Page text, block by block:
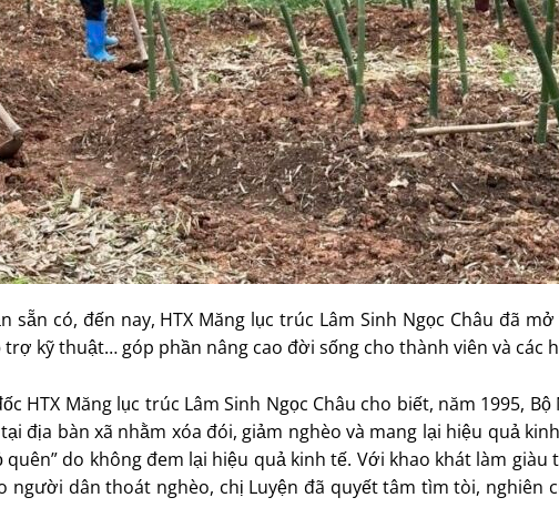
có, đến nay, HTX Măng lục trúc Lâm Sinh Ngọc Châu đã
kỹ thuật… góp phần nâng cao đời sống cho thành viên và các
HTX Măng lục trúc Lâm Sinh Ngọc Châu cho biết, năm 1995,
địa bàn xã nhằm xóa đói, giảm nghèo và mang lại hiệu quả
do không đem lại hiệu quả kinh tế. Với khao khát làm
dân thoát nghèo, chị Luyện đã quyết tâm tìm tòi, nghiên